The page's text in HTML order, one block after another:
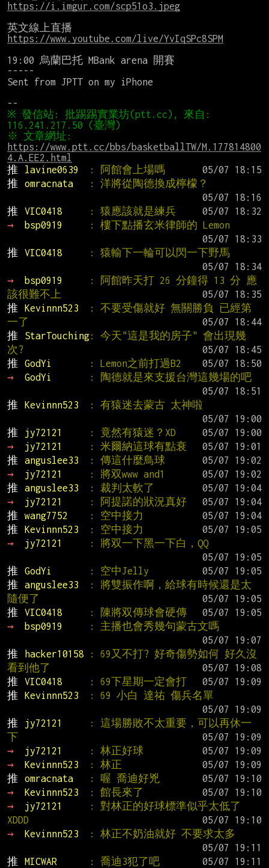
https://i.imgur.com/scp51o3.jpeg
https://www.youtube.com/live/YvIqSPc8SPM
19:00 烏蘭巴托 MBank arena 開賽
-----
Sent from JPTT on my iPhone
※ 發信站: 批踢踢實業坊(ptt.cc), 來自:
https://www.ptt.cc/bbs/basketballTW/M.177814800
4.A.EE2.html
推
lavine0639 : 阿館會上場嗎
推
omracnata
: 洋將從陶德換成檸檬？
推
VIC0418 : 猿應該就是練兵
→
bsp0919
: 樓下點播玄米律師的 Lemon
推
VIC0418
: 猿輸下一輪可以閃一下野馬
→
bsp0919
: 阿館昨天打 26 分鐘得 13 分 應
該很難不上
推
Kevinnn523
: 不要受傷就好 無關勝負 已經第
一了
推
StarTouching: 今天"這是我的房子" 會出現幾
次?
推
GodYi : Lemon之前打過B2
→
GodYi
: 陶德就是來支援台灣這幾場的吧
推
Kevinnn523
: 有猿迷去蒙古 太神啦
推
jy72121 : 竟然有猿迷？XD
→
jy72121 : 米爾納這球有點衰
推
anguslee33 : 傳這什麼鳥球
→
jy72121 : 將双www and1
推
anguslee33 : 裁判太軟了
→
jy72121 : 阿提諾的狀況真好
推
wang7752 : 空中接力
推
Kevinnn523 : 空中接力
→
jy72121
: 將双一下黑一下白，QQ
推
GodYi : 空中Jelly
推
anguslee33
: 將雙振作啊，給球有時候還是太
隨便了
推
VIC0418 : 陳將双傳球會硬傳
→
bsp0919
: 主播也會秀幾句蒙古文嗎
推
hacker10158
: 69又不打? 好奇傷勢如何 好久沒
看到他了
推
VIC0418 : 69下星期一定會打
推
Kevinnn523
: 69 小白 達祐 傷兵名單
推
jy72121
: 這場勝敗不太重要，可以再休一
下
→
jy72121 : 林正好球
→
Kevinnn523 : 林正
推
omracnata : 喔 喬迪好兇
→
Kevinnn523 : 館長來了
→
jy72121
: 對林正的好球標準似乎太低了
XDDD
→
Kevinnn523
: 林正不奶油就好 不要求太多
推
MICWAR : 喬迪3犯了吧